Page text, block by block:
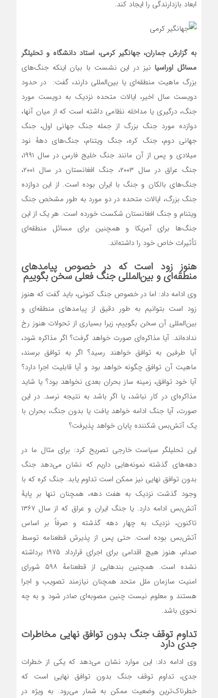
ابعاد بازدارندگی را ایجاد کند.
به گزارش جماران، جهانگیر کرمی، استاد دانشگاه و تحلیلگر
مسائل اوراسیا نیز در این نشست با بیان اینکه جنگ‌های
بزرگ ماهیت منطقه‌ای یا بین‌المللی دارند، گفت: در حدود
دویست سال اخیر، ایالات متحده نزدیک به دویست مورد
جنگ، درگیری یا مداخله نظامی داشته است که از میان آنها،
دوازده مورد جنگ بزرگ از جمله جنگ جهانی اول، جنگ
جهانی دوم، جنگ کره، جنگ ویتنام، جنگ‌های دههٔ نود
میلادی و پس از آن مانند جنگ خلیج فارس در سال ۱۹۹۱،
جنگ عراق در سال ۲۰۰۳، جنگ افغانستان در سال ۲۰۰۱،
جنگ‌های بالکان و جنگ با ایران بوده است. از این دوازده
جنگ بزرگ، ایالات متحده در دو مورد به طور مشخص جنگ
ویتنام و جنگ افغانستان شکست خورده است. هر یک از این
جنگ‌ها برای آمریکا و همچنین برای مسائل منطقه‌ای
تأثیرات خاص خود را داشته‌اند.
هنوز زود است که در خصوص پیامدهای
منطقه‌ای و بین‌المللی جنگ فعلی سخن بگوییم
وی ادامه داد: اما در خصوص جنگ کنونی، باید گفت که هنوز
زود است بتوانیم به طور دقیق از پیامدهای منطقه‌ای و
بین‌المللی آن سخن بگوییم، زیرا بسیاری از تحولات هنوز رخ
نداده‌اند. آیا مذاکره‌ای صورت خواهد گرفت؟ اگر مذاکره شود،
آیا طرفین به توافق خواهند رسید؟ اگر به توافق برسند،
ماهیت آن توافق چگونه خواهد بود و آیا قابلیت اجرا دارد؟
آیا خود توافق، زمینه ساز بحران بعدی نخواهد بود؟ یا شاید
مذاکره‌ای در کار نباشد، یا اگر باشد به نتیجه نرسد. در این
صورت، آیا جنگ ادامه خواهد یافت یا بدون جنگ، بحران با
یک آتش‌بس شکننده پایان خواهد پذیرفت؟
این تحلیلگر سیاست خارجی تصریح کرد: برای مثال ما در
دهه‌های گذشته نمونه‌هایی داریم که نشان می‌دهد جنگ
بدون توافق نهایی نیز ممکن است تداوم یابد. جنگ کره که با
وجود گذشت نزدیک به هفت دهه، همچنان تنها بر پایهٔ
آتش‌بس ادامه دارد. یا جنگ ایران و عراق که از سال ۱۳۶۷
تاکنون، نزدیک به چهار دهه گذشته و صرفاً بر اساس
آتش‌بس بوده است. حتی پس از پذیرش قطعنامه توسط
صدام، هنوز هیچ اقدامی برای اجرای قرارداد ۱۹۷۵ برداشته
نشده است. همچنین بندهایی از قطعنامهٔ ۵۹۸ شورای
امنیت سازمان ملل متحد همچنان نیازمند تصویب و اجرا
هستند و معلوم نیست چنین مصوبه‌ای صادر شود و به چه
نحوی باشد.
تداوم توقف جنگ بدون توافق نهایی مخاطرات
جدی دارد
وی ادامه داد: این موارد نشان می‌دهد که یکی از خطرات
جدی، تداوم توقف جنگ بدون توافق نهایی است که
خطرناک‌ترین وضعیت ممکن به شمار می‌رود. به ویژه در